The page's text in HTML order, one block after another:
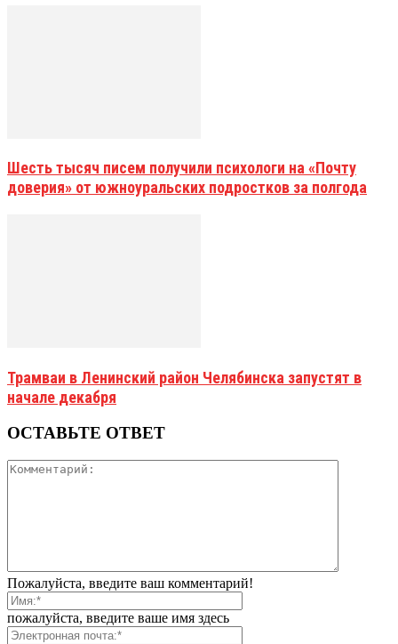
Шесть тысяч писем получили психологи на «Почту
доверия» от южноуральских подростков за полгода
Трамваи в Ленинский район Челябинска запустят в
начале декабря
ОСТАВЬТЕ ОТВЕТ
Пожалуйста, введите ваш комментарий!
пожалуйста, введите ваше имя здесь